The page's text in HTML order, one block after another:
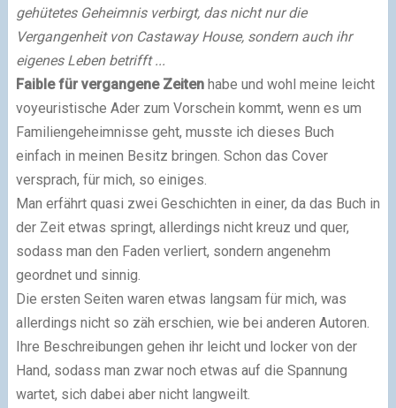
gehütetes Geheimnis verbirgt, das nicht nur die
Vergangenheit von Castaway House, sondern auch ihr
eigenes Leben betrifft ...
Faible für vergangene Zeitenhabe und wohl meine leicht
voyeuristische Ader zum Vorschein kommt, wenn es um
Familiengeheimnisse geht, musste ich dieses Buch
einfach in meinen Besitz bringen. Schon das Cover
versprach, für mich, so einiges.
Man erfährt quasi zwei Geschichten in einer, da das Buch in
der Zeit etwas springt, allerdings nicht kreuz und quer,
sodass man den Faden verliert, sondern angenehm
geordnet und sinnig.
Die ersten Seiten waren etwas langsam für mich, was
allerdings nicht so zäh erschien, wie bei anderen Autoren.
Ihre Beschreibungen gehen ihr leicht und locker von der
Hand, sodass man zwar noch etwas auf die Spannung
wartet, sich dabei aber nicht langweilt.